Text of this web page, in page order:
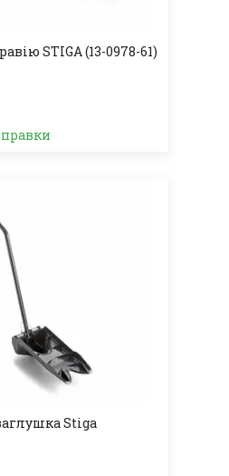
STIGA (13-0978-61)
Stiga